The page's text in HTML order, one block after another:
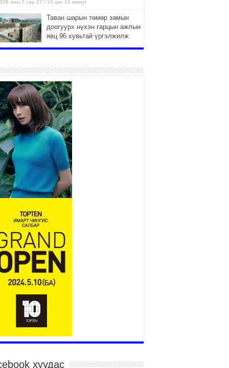
оны 7 сар 27 / 10 цаг 10 минут
Таван шарын төмөр замын
доогуурх нүхэн гарцын ажлын
явц 96 хувьтай үргэлжилж
Нийслэлийн харьяа амаржих
газруудыг “Эх, хүүхдийн төв”
болгон өргөтгөнө
2026 оны 7 сар 27 / 9 цаг 58 минут
ТӨВ АЙМАГТ ӨВЛИЙН
БЭЛТГЭЛ АЖИЛ 80 ХУВЬТАЙ
ҮРГЭЛЖИЛЖ БАЙНА
2026 оны 7 сар 27 / 9 цаг 51 минут
“Хөдөө аж ахуй, хөдөөгийн
хөгжил төслийн 2 дахь шат”
төслийн хүрээнд 4 банктай
дамжуулан зээлдүүлэх гэрээ
оны 7 сар 27 / 9 цаг 40 минут
ын гишүүн С.Зулпхар: Иргэдийн санал
тогтоох үйл ажиллагааны чухал үндэс
оны 7 сар 27 / 9 цаг 19 минут
хяналтын хоёр удаагийн сонсголд 345
оролцжээ
оны 7 сар 27 / 9 цаг 13 минут
шалгах түр хорооны нотлох баримттай
танилцах боломжтой боллоо.
оны 7 сар 23 / 15 цаг 58 минут
замын тээвэр энэ оны 12 дугаар сард
бүрэн орно
хуудас